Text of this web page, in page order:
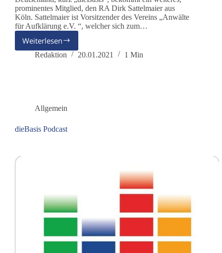
prominentes Mitglied, den RA Dirk Sattelmaier aus
Köln. Sattelmaier ist Vorsitzender des Vereins „Anwälte
für Aufklärung e.V. “, welcher sich zum…
Weiterlesen
RA
Dirk
„dieBasis“
Redaktion 20.01.2021 1 Min
Allgemein
dieBasis Podcast